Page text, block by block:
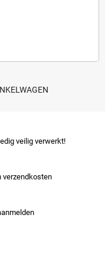
veilig verwerkt!
verzendkosten